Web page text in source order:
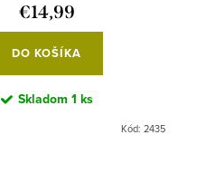
€14,99
DO KOŠÍKA
Skladom 1 ks
Kód: 2435